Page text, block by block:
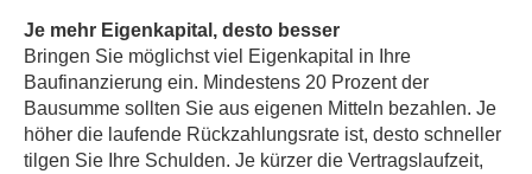
Je mehr Eigenkapital, desto besser
Bringen Sie möglichst viel Eigenkapital in Ihre
Baufinanzierung ein. Mindestens 20 Prozent der
Bausumme sollten Sie aus eigenen Mitteln bezahlen. Je
höher die laufende Rückzahlungsrate ist, desto schneller
tilgen Sie Ihre Schulden. Je kürzer die Vertragslaufzeit,